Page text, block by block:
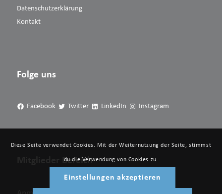
Datenschutzerklärung
Kontakt
Folge uns
Facebook Twitter LinkedIn Instagram
Mitglieder Bereich
Diese Seite verwendet Cookies. Mit der Weiternutzung der Seite, stimmst
du die Verwendung von Cookies zu.
Einstellungen akzeptieren